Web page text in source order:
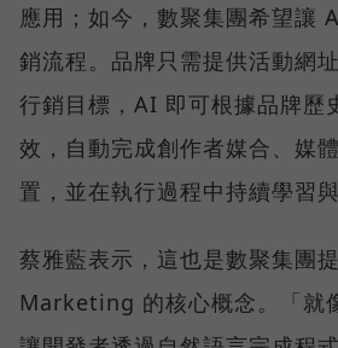
應用；如今，數聚集團希望讓
銷流程。品牌只需提供活動網
行銷目標，AI 即可根據品牌歷
效，自動完成創作者媒合、媒
置，並在執行過程中持續學習與
蔡雅藍表示，這也是數聚集團
Marketing 的核心概念。「就